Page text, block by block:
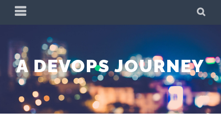
PRIMARY
A DEVOPS JOURNEY